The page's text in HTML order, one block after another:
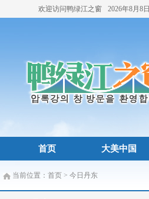
欢迎访问鸭绿江之窗 2026年8月8日
首页 大美中国
当前位置： 首页 > 今日丹东